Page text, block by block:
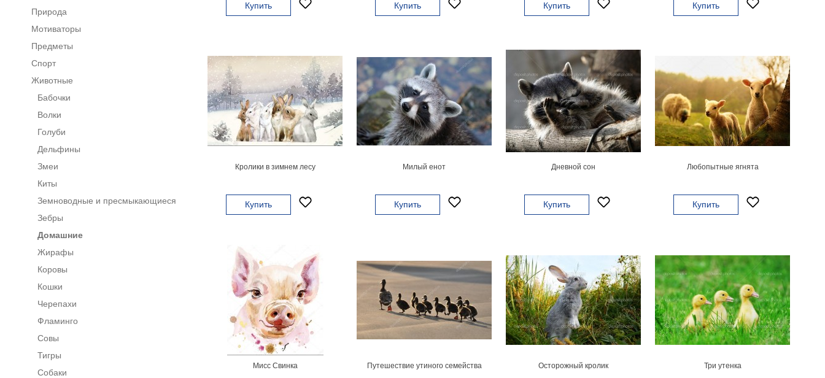
Купить Купить Купить Купить
Кролики в зимнем лесу
Купить
Милый енот
Купить
Дневной сон
Купить
Любопытные ягнята
Купить
Мисс Свинка Путешествие утиного семейства Осторожный кролик Три утенка
Природа
Мотиваторы
Предметы
Спорт
Животные
Бабочки
Волки
Голуби
Дельфины
Змеи
Киты
Земноводные и пресмыкающиеся
Зебры
Домашние
Жирафы
Коровы
Кошки
Черепахи
Фламинго
Совы
Тигры
Собаки